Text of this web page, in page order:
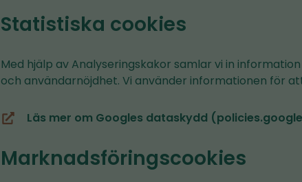
Statistiska cookies
Med hjälp av Analyseringskakor samlar vi in
och användarnöjdhet. Vi använder informationen för
Läs mer om Googles dataskydd
(du
omdirigerad
Marknadsföringscookies